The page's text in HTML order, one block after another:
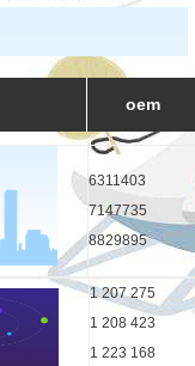
oem
6311403
7147735
8829895
1 207 275
1 208 423
1 223 168